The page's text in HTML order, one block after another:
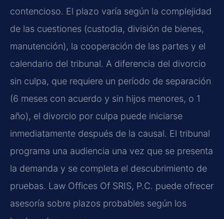
contencioso. El plazo varía según la complejidad
de las cuestiones (custodia, división de bienes,
manutención), la cooperación de las partes y el
calendario del tribunal. A diferencia del divorcio
sin culpa, que requiere un período de separación
(6 meses con acuerdo y sin hijos menores, o 1
año), el divorcio por culpa puede iniciarse
inmediatamente después de la causal. El tribunal
programa una audiencia una vez que se presenta
la demanda y se completa el descubrimiento de
pruebas. Law Offices Of SRIS, P.C. puede ofrecer
asesoría sobre plazos probables según los